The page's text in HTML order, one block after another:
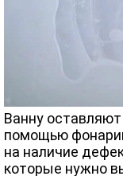
Ванну
помощью
на наличие
которые нужно